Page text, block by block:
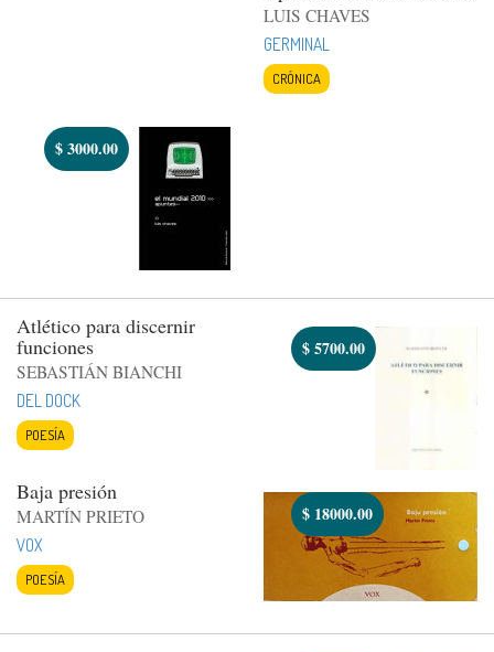
LUIS CHAVES
GERMINAL
CRÓNICA
$3000.00
Atlético para discernir
funciones
SEBASTIÁN BIANCHI
DEL DOCK
POESÍA
$5700.00
Baja presión
MARTÍN PRIETO
VOX
POESÍA
$ 18000.00